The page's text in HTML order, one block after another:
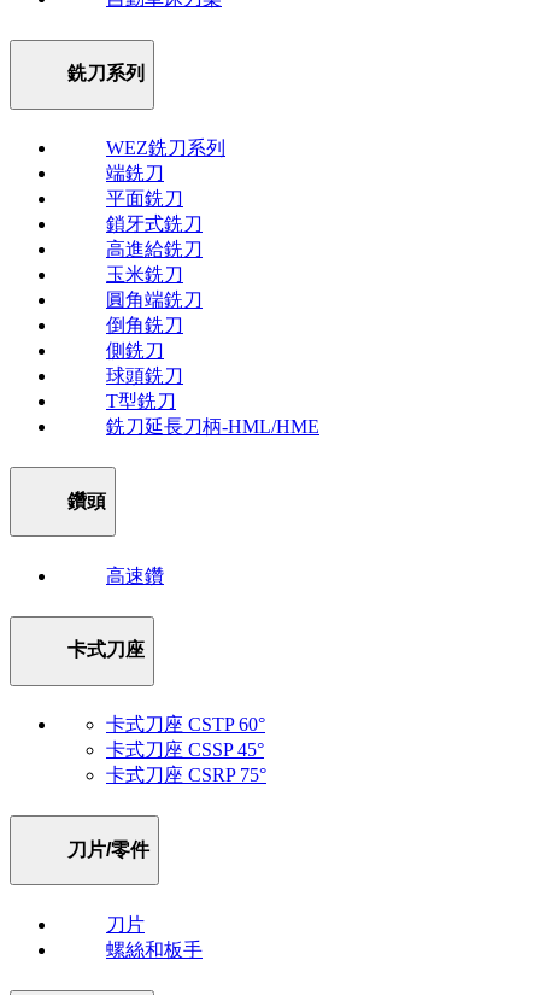
銑刀系列
WEZ銑刀系列
端銑刀
平面銑刀
鎖牙式銑刀
高進給銑刀
玉米銑刀
圓角端銑刀
倒角銑刀
側銑刀
球頭銑刀
T型銑刀
銑刀延長刀柄-HML/HME
鑽頭
高速鑽
卡式刀座
卡式刀座 CSTP 60°
卡式刀座 CSSP 45°
卡式刀座 CSRP 75°
刀片/零件
刀片
螺絲和板手